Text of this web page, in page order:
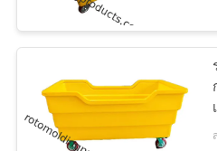
เกี่ยว
เรา
รถบรรทุกตู้